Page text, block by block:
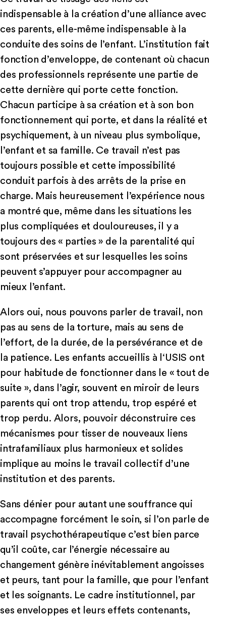
indispensable à la création d’une alliance avec
ces parents, elle-même indispensable à la
conduite des soins de l’enfant. L’institution fait
fonction d’enveloppe, de contenant où chacun
des professionnels représente une partie de
cette dernière qui porte cette fonction.
Chacun participe à sa création et à son bon
fonctionnement qui porte, et dans la réalité et
psychiquement, à un niveau plus symbolique,
l’enfant et sa famille. Ce travail n’est pas
toujours possible et cette impossibilité
conduit parfois à des arrêts de la prise en
charge. Mais heureusement l’expérience nous
a montré que, même dans les situations les
plus compliquées et douloureuses, il y a
toujours des « parties » de la parentalité qui
sont préservées et sur lesquelles les soins
peuvent s’appuyer pour accompagner au
mieux l’enfant.
Alors oui, nous pouvons parler de travail, non
pas au sens de la torture, mais au sens de
l’effort, de la durée, de la persévérance et de
la patience. Les enfants accueillis à l‘USIS ont
pour habitude de fonctionner dans le « tout de
suite », dans l’agir, souvent en miroir de leurs
parents qui ont trop attendu, trop espéré et
trop perdu. Alors, pouvoir déconstruire ces
mécanismes pour tisser de nouveaux liens
intrafamiliaux plus harmonieux et solides
implique au moins le travail collectif d’une
institution et des parents.
Sans dénier pour autant une souffrance qui
accompagne forcément le soin, si l’on parle de
travail psychothérapeutique c’est bien parce
qu’il coûte, car l’énergie nécessaire au
changement génère inévitablement angoisses
et peurs, tant pour la famille, que pour l’enfant
et les soignants. Le cadre institutionnel, par
ses enveloppes et leurs effets contenants,